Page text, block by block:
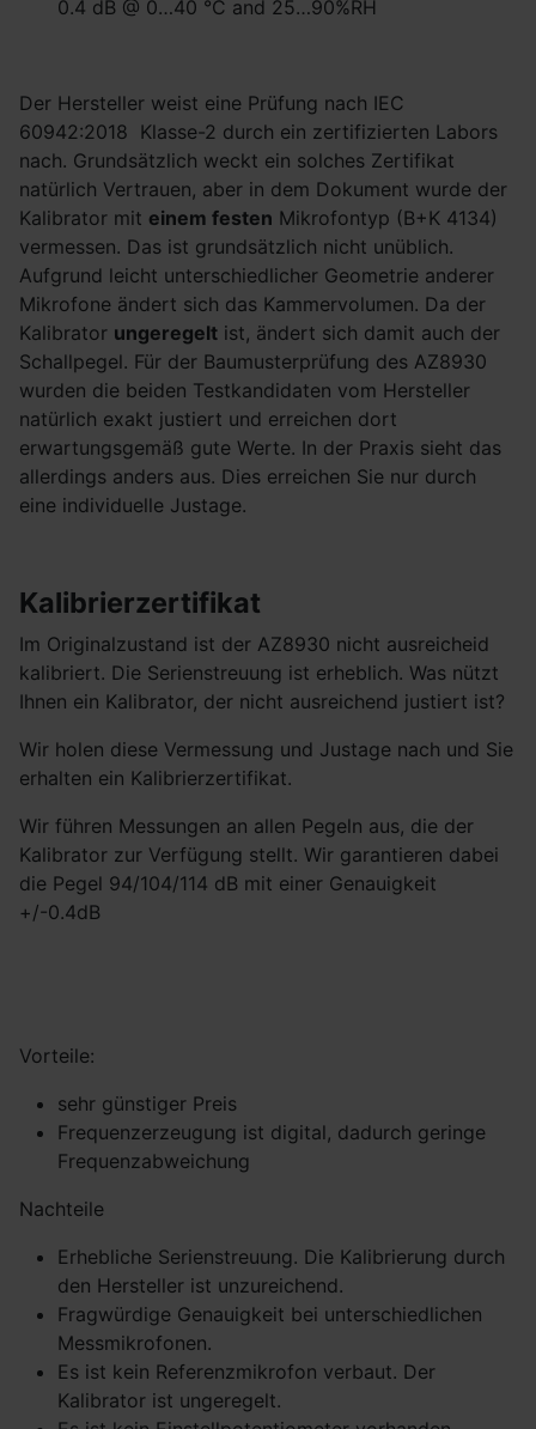
0.4 dB @ 0…40 °C and 25…90%RH
Der Hersteller weist eine Prüfung nach IEC
60942:2018 Klasse-2 durch ein zertifizierten Labors
nach. Grundsätzlich weckt ein solches Zertifikat
natürlich Vertrauen, aber in dem Dokument wurde der
Kalibrator mit einem festen Mikrofontyp (B+K 4134)
vermessen. Das ist grundsätzlich nicht unüblich.
Aufgrund leicht unterschiedlicher Geometrie anderer
Mikrofone ändert sich das Kammervolumen. Da der
Kalibrator ungeregelt ist, ändert sich damit auch der
Schallpegel. Für der Baumusterprüfung des AZ8930
wurden die beiden Testkandidaten vom Hersteller
natürlich exakt justiert und erreichen dort
erwartungsgemäß gute Werte. In der Praxis sieht das
allerdings anders aus. Dies erreichen Sie nur durch
eine individuelle Justage.
Kalibrierzertifikat
Im Originalzustand ist der AZ8930 nicht ausreicheid
kalibriert. Die Serienstreuung ist erheblich. Was nützt
Ihnen ein Kalibrator, der nicht ausreichend justiert ist?
Wir holen diese Vermessung und Justage nach und Sie
erhalten ein Kalibrierzertifikat.
Wir führen Messungen an allen Pegeln aus, die der
Kalibrator zur Verfügung stellt. Wir garantieren dabei
die Pegel 94/104/114 dB mit einer Genauigkeit
+/-0.4dB
Vorteile:
sehr günstiger Preis
Frequenzerzeugung ist digital, dadurch geringe
Frequenzabweichung
Nachteile
Erhebliche Serienstreuung. Die Kalibrierung durch
den Hersteller ist unzureichend.
Fragwürdige Genauigkeit bei unterschiedlichen
Messmikrofonen.
Es ist kein Referenzmikrofon verbaut. Der
Kalibrator ist ungeregelt.